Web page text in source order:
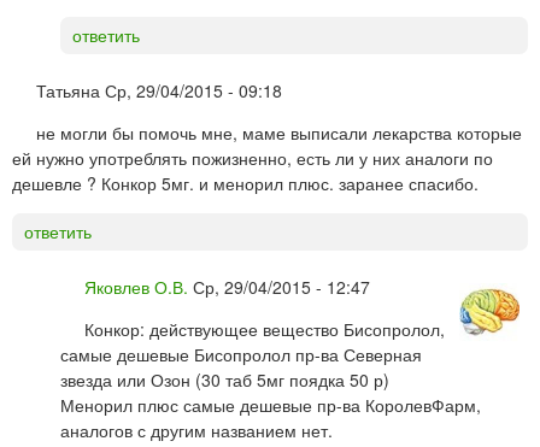
ответить
Татьяна Ср, 29/04/2015 - 09:18
не могли бы помочь мне, маме выписали лекарства которые
ей нужно употреблять пожизненно, есть ли у них аналоги по
дешевле ? Конкор 5мг. и менорил плюс. заранее спасибо.
ответить
Яковлев О.В. Ср, 29/04/2015 - 12:47
Конкор: действующее вещество Бисопролол,
самые дешевые Бисопролол пр-ва Северная
звезда или Озон (30 таб 5мг поядка 50 р)
Менорил плюс самые дешевые пр-ва КоролевФарм,
аналогов с другим названием нет.